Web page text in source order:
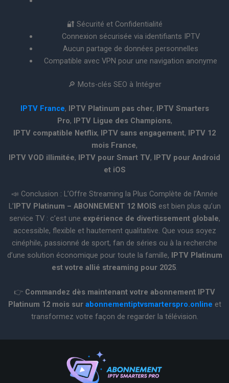
🔐 Sécurité et Confidentialité
Connexion sécurisée via identifiants IPTV
Aucun partage de données personnelles
Compatible avec VPN pour une navigation anonyme
🔎 Mots-clés SEO à Intégrer
IPTV France, IPTV Platinum pas cher, IPTV Smarters
Pro, IPTV Ligue des Champions,
IPTV compatible Netflix, IPTV sans engagement, IPTV 12
mois France,
IPTV VOD illimitée, IPTV pour Smart TV, IPTV pour Android
et iOS
📣 Conclusion : L’Offre Streaming la Plus Complète de l’Année
L’IPTV Platinum – ABONNEMENT 12 MOIS est bien plus qu’un
service TV : c’est une expérience de divertissement globale,
accessible, flexible et hautement qualitative. Que vous soyez
cinéphile, passionné de sport, fan de séries ou à la recherche
d’une solution économique pour toute la famille, IPTV Platinum
est votre allié streaming pour 2025.
👉 Commandez dès maintenant votre abonnement IPTV
Platinum 12 mois sur abonnementiptvsmarterspro.online et
transformez votre façon de regarder la télévision.